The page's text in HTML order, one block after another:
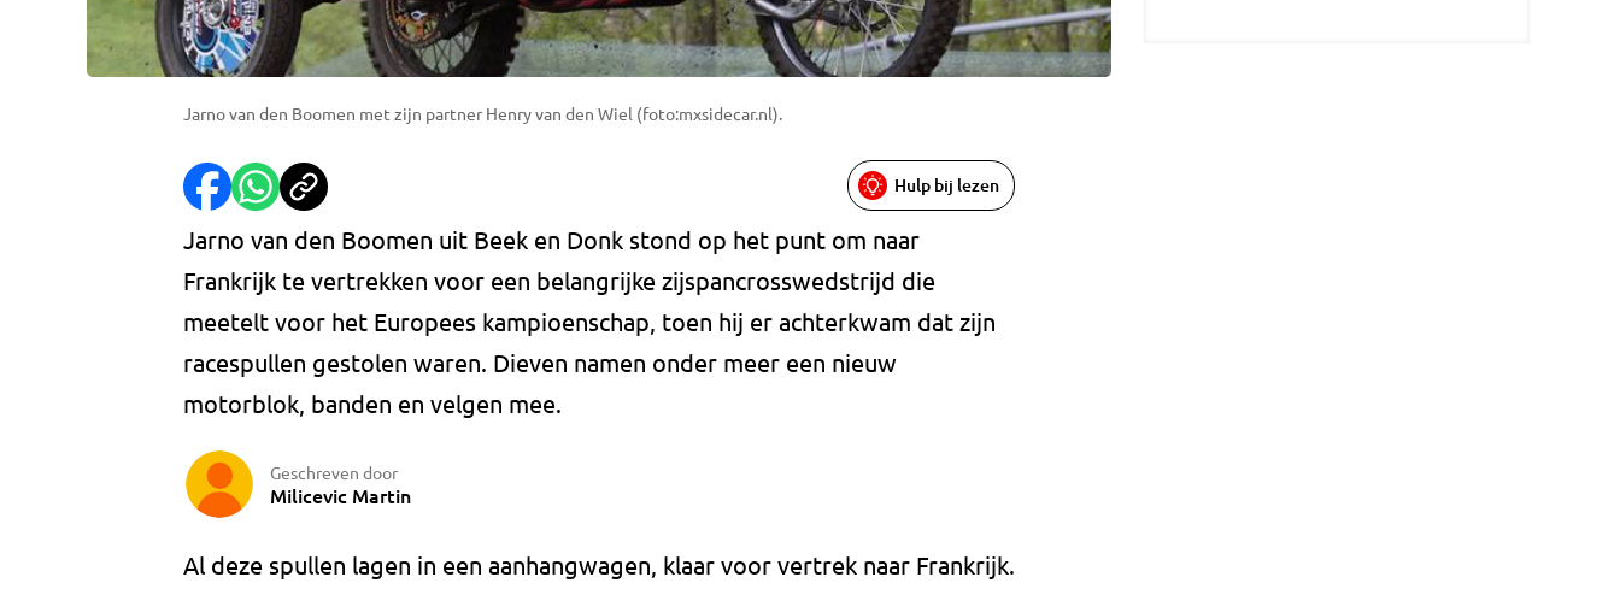
Jarno van den Boomen met zijn partner Henry van den Wiel (foto:mxsidecar.nl).
Hulp bij lezen
Jarno van den Boomen uit Beek en Donk stond op het punt om naar
Frankrijk te vertrekken voor een belangrijke zijspancrosswedstrijd die
meetelt voor het Europees kampioenschap, toen hij er achterkwam dat zijn
racespullen gestolen waren. Dieven namen onder meer een nieuw
motorblok, banden en velgen mee.
Geschreven door
Milicevic Martin
Al deze spullen lagen in een aanhangwagen, klaar voor vertrek naar Frankrijk.